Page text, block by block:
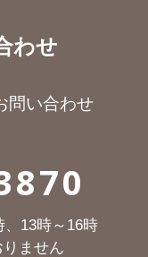
わせ
問い合わせ
、13時～16時
ません